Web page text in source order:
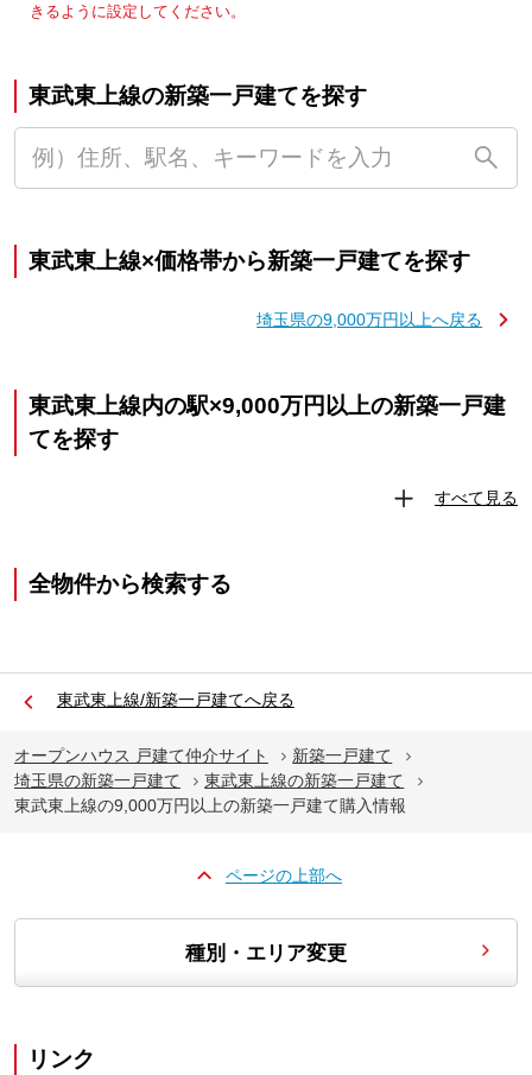
きるように設定してください。
東武東上線の新築一戸建てを探す
東武東上線×価格帯から新築一戸建てを探す
埼玉県の9,000万円以上へ戻る
東武東上線内の駅×9,000万円以上の新築一戸建
てを探す
すべて見る
全物件から検索する
東武東上線/新築一戸建てへ戻る
オープンハウス 戸建て仲介サイト
新築一戸建て
埼玉県の新築一戸建て
東武東上線の新築一戸建て
東武東上線の9,000万円以上の新築一戸建て購入情報
ページの上部へ
種別・エリア変更
リンク